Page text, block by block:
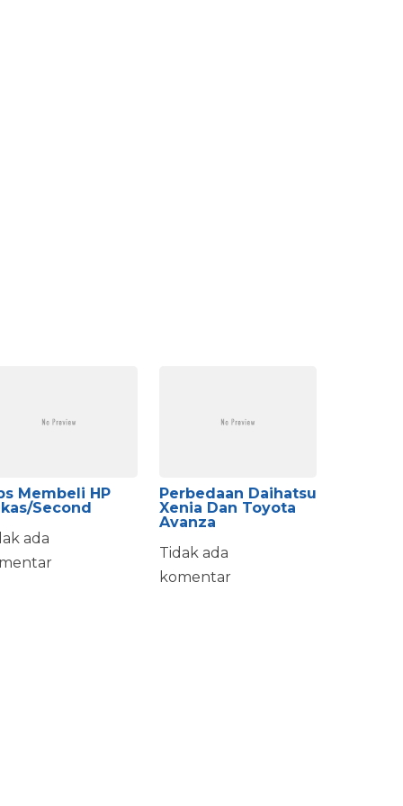
Membeli HP
second
ada
Perbedaan Daihatsu
Xenia Dan Toyota
Avanza
Tidak ada
komentar